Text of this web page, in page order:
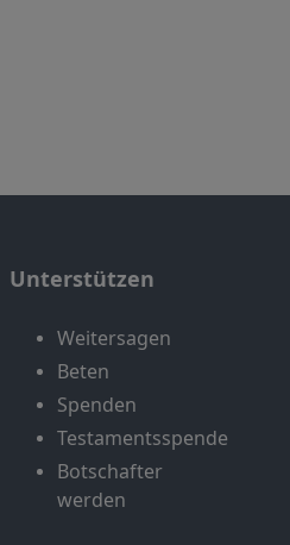
Unterstützen
Weitersagen
Beten
Spenden
Testamentsspende
Botschafter
werden